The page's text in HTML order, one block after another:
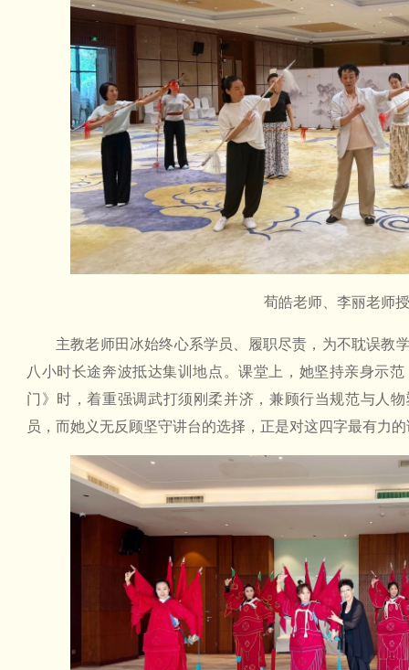
荀皓老师、李丽老师
主教老师田冰始终心系学员、履职尽责，为不耽误教
八小时长途奔波抵达集训地点。课堂上，她坚持亲身示
门》时，着重强调武打须刚柔并济，兼顾行当规范与人
员，而她义无反顾坚守讲台的选择，正是对这四字最有力